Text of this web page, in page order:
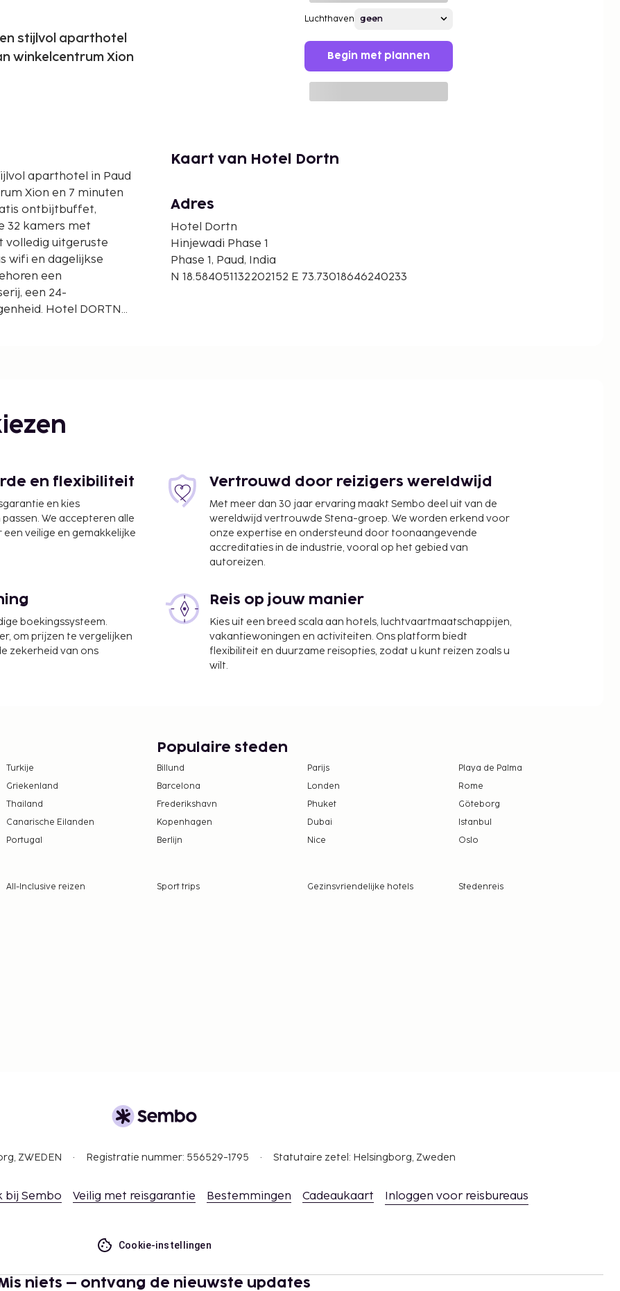
stijlvol aparthotel
winkelcentrum Xion
Luchthaven
Begin met plannen
aparthotel in Paud
Xion en 7 minuten
ontbijtbuffet,
32 kamers met
volledig uitgeruste
wifi en dagelijkse
een
een 24-
Hotel DORTN
Kaart van Hotel Dortn
Adres
Hotel Dortn
Hinjewadi Phase 1
Phase 1, Paud, India
N 18.584051132202152 E 73.73018646240233
en flexibiliteit
en kies
We accepteren alle
veilige en gemakkelijke
Vertrouwd door reizigers wereldwijd
Met meer dan 30 jaar ervaring maakt Sembo deel uit van de
wereldwijd vertrouwde Stena-groep. We worden erkend voor
onze expertise en ondersteund door toonaangevende
accreditaties in de industrie, vooral op het gebied van
autoreizen.
boekingssysteem.
om prijzen te vergelijken
zekerheid van ons
Reis op jouw manier
Kies uit een breed scala aan hotels, luchtvaartmaatschappijen,
vakantiewoningen en activiteiten. Ons platform biedt
flexibiliteit en duurzame reisopties, zodat u kunt reizen zoals u
wilt.
Turkije
Griekenland
Thailand
Canarische Eilanden
Portugal
Populaire steden
Billund Parijs
Playa de Palma
Barcelona
Londen
Rome
Frederikshavn
Phuket
Göteborg
Kopenhagen
Dubai
Istanbul
Berlijn
Nice Oslo
All-Inclusive reizen Sport trips Gezinsvriendelijke hotels
Stedenreis
ZWEDEN Registratie nummer: 556529-1795 Statutaire zetel: Helsingborg, Zweden
bij Sembo Veilig met reisgarantie Bestemmingen Cadeaukaart Inloggen voor reisbureaus
Cookie-instellingen
niets – ontvang de nieuwste updates